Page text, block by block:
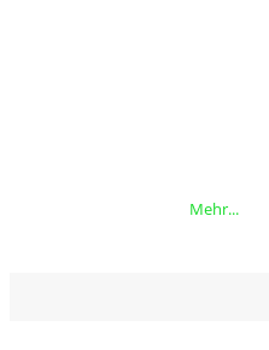
Mehr...